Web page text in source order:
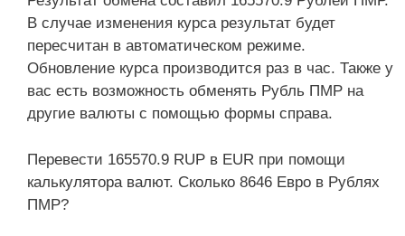
В случае изменения курса результат будет
пересчитан в автоматическом режиме.
Обновление курса производится раз в час. Также у
вас есть возможность обменять Рубль ПМР на
другие валюты с помощью формы справа.
Перевести 165570.9 RUP в EUR при помощи
калькулятора валют. Сколько 8646 Евро в Рублях
ПМР?